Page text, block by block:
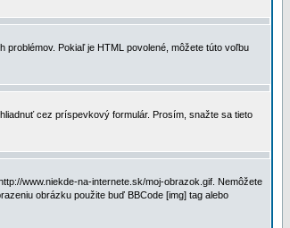
Pokiaľ je HTML povolené, môžete túto voľbu
cez príspevkový formulár. Prosím, snažte sa tieto
www.niekde-na-internete.sk/moj-obrazok.gif. Nemôžete
obrázku použite buď BBCode [img] tag alebo